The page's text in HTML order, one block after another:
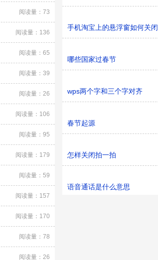
阅读量：73
阅读量：136
阅读量：65
阅读量：39
阅读量：26
阅读量：106
阅读量：95
阅读量：179
阅读量：59
阅读量：157
阅读量：170
阅读量：78
阅读量：26
手机淘宝上的悬浮窗如何关闭
哪些国家过春节
wps两个字和三个字对齐
春节起源
怎样关闭拍一拍
语音通话是什么意思